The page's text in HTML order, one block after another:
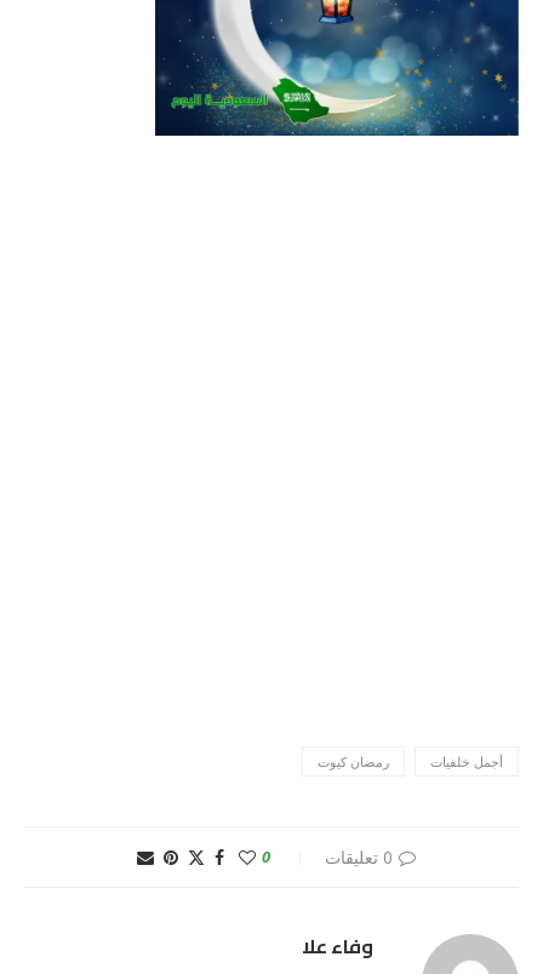
أجمل خلفيات رمضان كيوت
0 تعليقات 0
وفاء علا